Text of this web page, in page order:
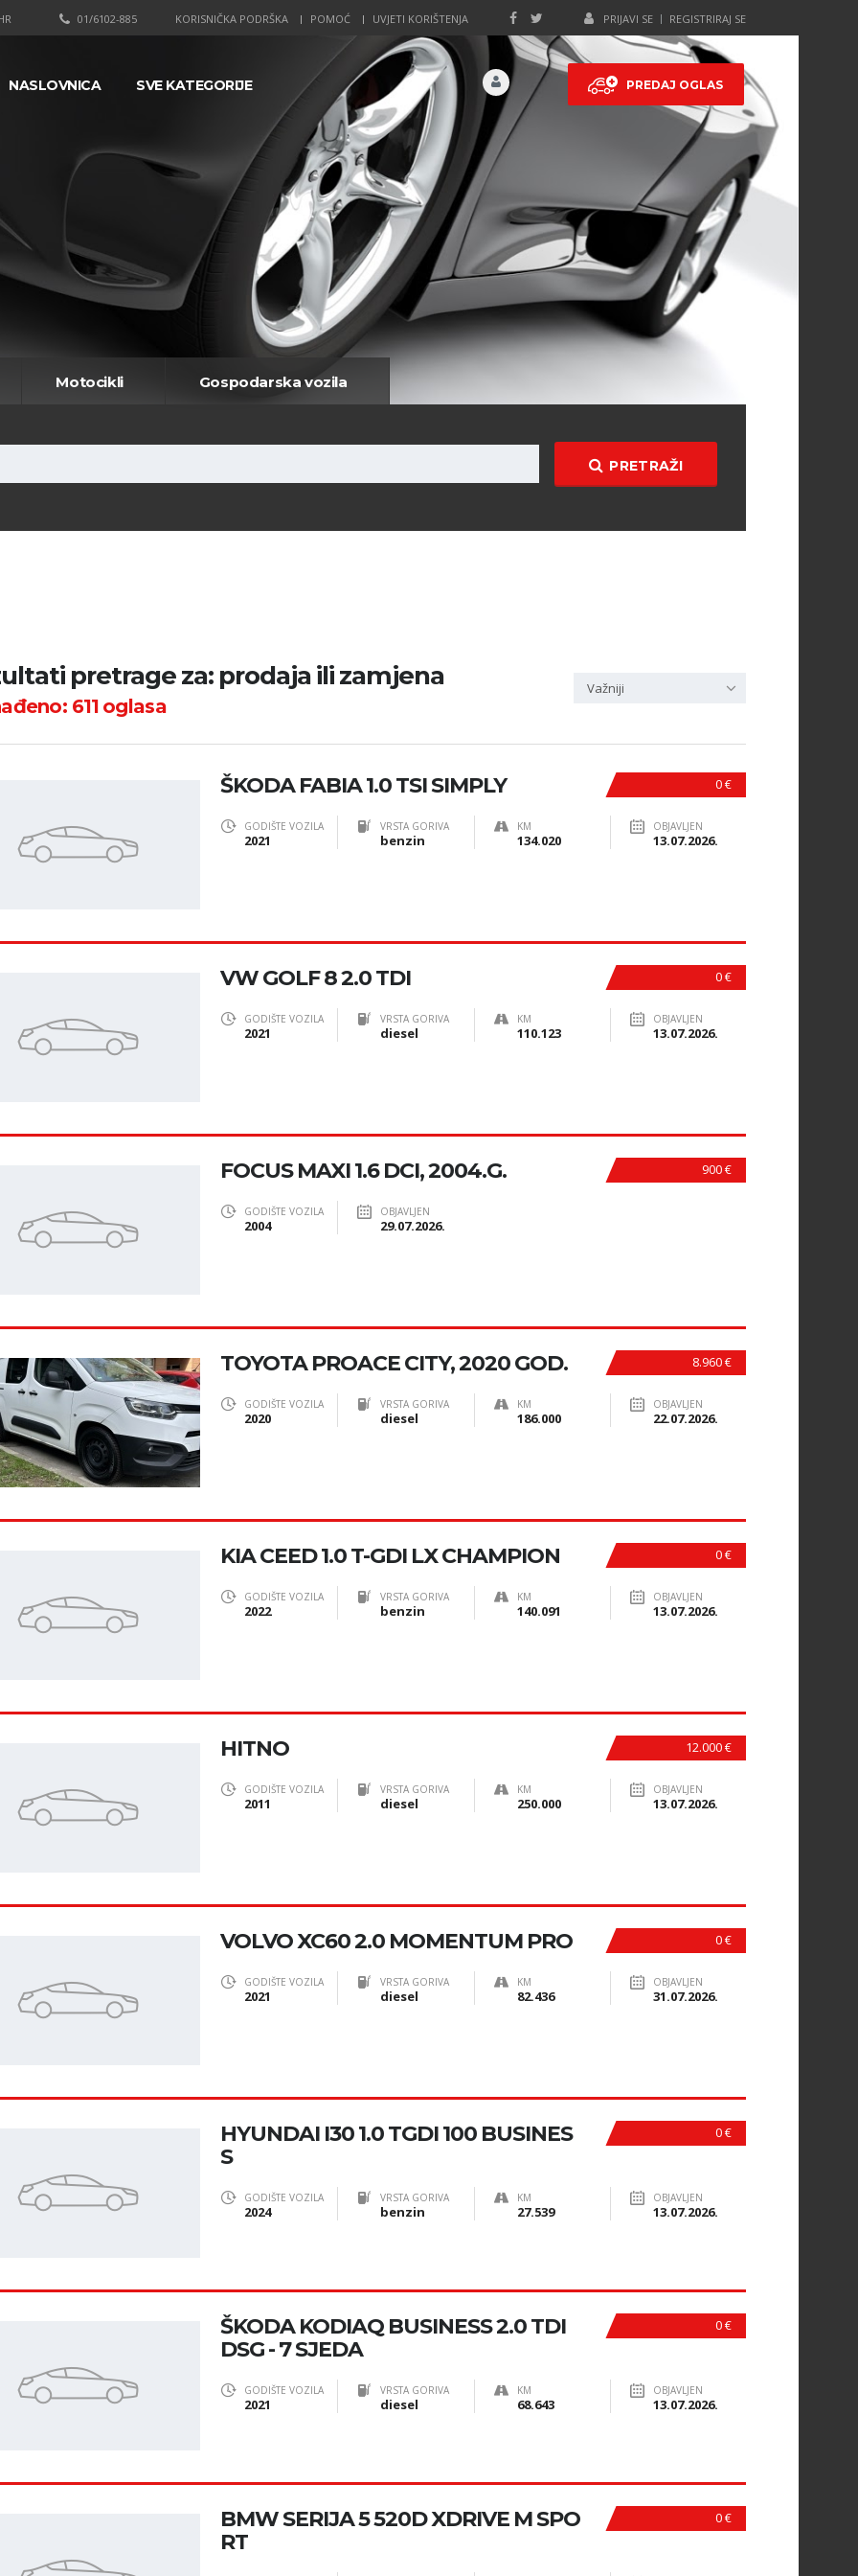
PRIJAVI SE REGISTRIRAJ SE
KORISNIČKA PODRŠKA POMOĆ UVJETI KORIŠTENJA
01/6102-885
PREDAJ OGLAS
NASLOVNICA SVE KATEGORIJE
Motocikli Gospodarska vozila
PRETRAŽI
pretrage za: prodaja ili zamjena
611oglasa
Važniji
0 €
ŠKODA FABIA 1.0 TSI SIMPLY
GODIŠTE VOZILA
2021
VRSTA GORIVA
benzin
KM
134.020
OBJAVLJEN
13.07.2026.
0 €
VW GOLF 8 2.0 TDI
GODIŠTE VOZILA
2021
VRSTA GORIVA
diesel
KM
110.123
OBJAVLJEN
13.07.2026.
900 €
FOCUS MAXI 1.6 DCI, 2004.G.
GODIŠTE VOZILA
2004
OBJAVLJEN
29.07.2026.
8.960 €
TOYOTA PROACE CITY, 2020 GOD.
GODIŠTE VOZILA
2020
VRSTA GORIVA
diesel
KM
186.000
OBJAVLJEN
22.07.2026.
0 €
KIA CEED 1.0 T-GDI LX CHAMPION
GODIŠTE VOZILA
2022
VRSTA GORIVA
benzin
KM
140.091
OBJAVLJEN
13.07.2026.
12.000 €
HITNO
GODIŠTE VOZILA
2011
VRSTA GORIVA
diesel
KM
250.000
OBJAVLJEN
13.07.2026.
0 €
VOLVO XC60 2.0 MOMENTUM PRO
GODIŠTE VOZILA
2021
VRSTA GORIVA
diesel
KM
82.436
OBJAVLJEN
31.07.2026.
0 €
HYUNDAI I30 1.0 TGDI 100 BUSINES
S
GODIŠTE VOZILA
2024
VRSTA GORIVA
benzin
KM
27.539
OBJAVLJEN
13.07.2026.
0 €
ŠKODA KODIAQ BUSINESS 2.0 TDI
DSG - 7 SJEDA
GODIŠTE VOZILA
2021
VRSTA GORIVA
diesel
KM
68.643
OBJAVLJEN
13.07.2026.
0 €
BMW SERIJA 5 520D XDRIVE M SPO
RT